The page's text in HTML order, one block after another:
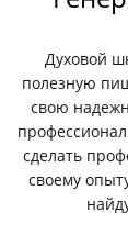
Духовой
полезную
свою
сделать
своему